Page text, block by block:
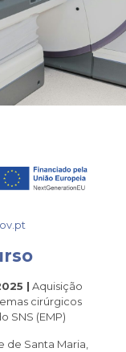
| Aquisição
cirúrgicos
SNS (EMP)
de Santa Maria,